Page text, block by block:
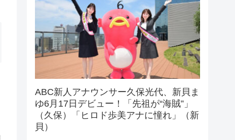
ABC新人アナウンサー久保光代、新貝ま
ゆ6月17日デビュー！「先祖が“海賊”」
（久保）「ヒロド歩美アナに憧れ」（新
貝）